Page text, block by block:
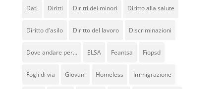
Dati Diritti Diritti dei minori Diritto alla salute
Diritto d'asilo Diritto del lavoro Discriminazioni
Dove andare per... ELSA Feantsa Fiopsd
Fogli di via Giovani Homeless Immigrazione